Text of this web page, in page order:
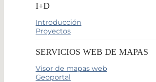
I+D
Introducción
Proyectos
SERVICIOS WEB DE MAPAS
Visor de mapas web
Geoportal